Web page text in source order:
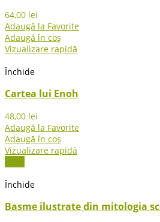
64,00 lei
Adaugă la Favorite
Adaugă în coș
Vizualizare rapidă
Închide
Cartea lui Enoh
48,00 lei
Adaugă la Favorite
Adaugă în coș
Vizualizare rapidă
-20%
Închide
Basme ilustrate din mitologia